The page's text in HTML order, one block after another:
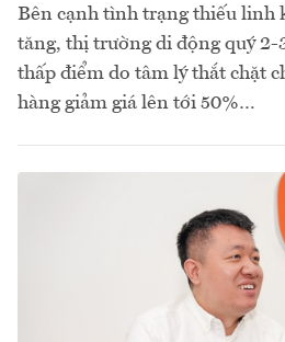
Bên cạnh tình trạng thiếu linh
tăng, thị trường di động quý 2-
thấp điểm do tâm lý thắt chặt
hàng giảm giá lên tới 50%…